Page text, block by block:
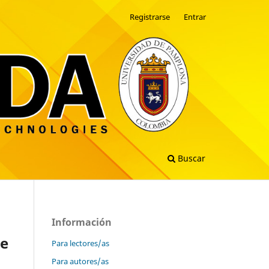
Buscar
Registrarse Entrar
Información
Para lectores/as
Para autores/as